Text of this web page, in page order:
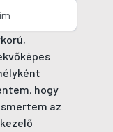
hogy
az